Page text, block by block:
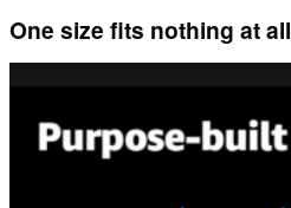
One size fits nothing at all